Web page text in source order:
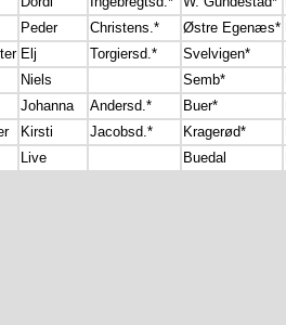
Peder Christens.* Østre Egenæs*
Elj Torgiersd.* Svelvigen*
Niels Semb*
Johanna Andersd.* Buer*
Kirsti Jacobsd.* Kragerød*
Live Buedal